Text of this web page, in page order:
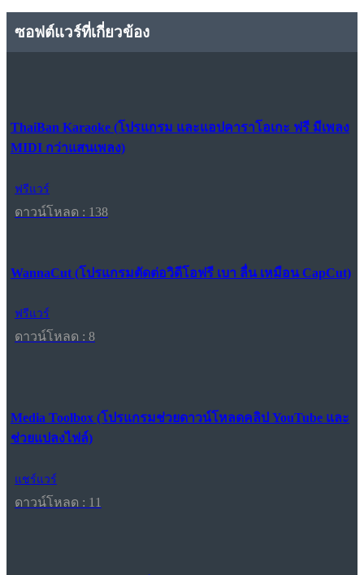
ซอฟต์แวร์ที่เกี่ยวข้อง
ThaiBan Karaoke (โปรแกรม และแอปคาราโอเกะ ฟรี มีเพลง
MIDI กว่าแสนเพลง)
ฟรีแวร์
ดาวน์โหลด : 138
WannaCut (โปรแกรมตัดต่อวิดีโอฟรี เบา ลื่น เหมือน CapCut)
ฟรีแวร์
ดาวน์โหลด : 8
Media Toolbox (โปรแกรมช่วยดาวน์โหลดคลิป YouTube และ
ช่วยแปลงไฟล์)
แชร์แวร์
ดาวน์โหลด : 11